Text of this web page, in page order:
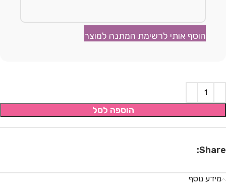
הוסף אותי לרשימת המתנה למוצר
הוספה לסל
Share:
מידע נוסף